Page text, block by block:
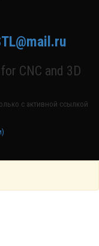
CNC and 3D
с активной ссылкой